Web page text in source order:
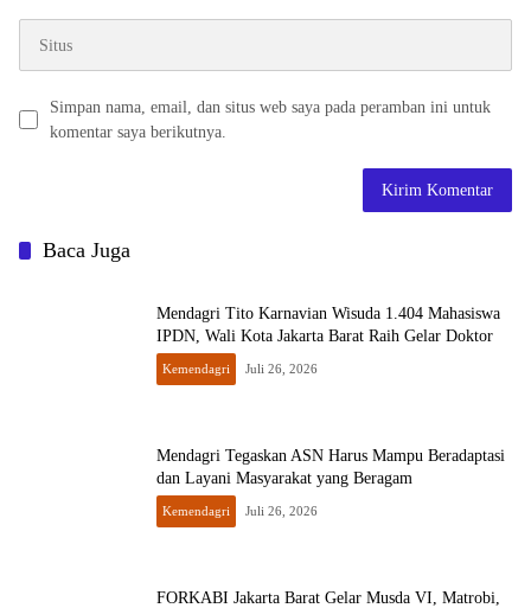
Simpan nama, email, dan situs web saya pada peramban ini untuk
komentar saya berikutnya.
Baca Juga
Mendagri Tito Karnavian Wisuda 1.404 Mahasiswa
IPDN, Wali Kota Jakarta Barat Raih Gelar Doktor
Kemendagri Juli 26, 2026
Mendagri Tegaskan ASN Harus Mampu Beradaptasi
dan Layani Masyarakat yang Beragam
Kemendagri Juli 26, 2026
FORKABI Jakarta Barat Gelar Musda VI, Matrobi,